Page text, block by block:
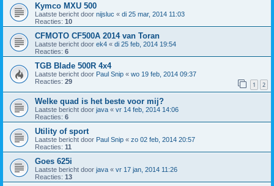
Kymco MXU 500
Laatste bericht door nijsluc « di 25 mar, 2014 11:03
Reacties: 10
CFMOTO CF500A 2014 van Toran
Laatste bericht door ek4 « di 25 feb, 2014 19:54
Reacties: 6
TGB Blade 500R 4x4
Laatste bericht door Paul Snip « wo 19 feb, 2014 09:37
Reacties: 29 1 2
Welke quad is het beste voor mij?
Laatste bericht door java « vr 14 feb, 2014 14:06
Reacties: 6
Utility of sport
Laatste bericht door Paul Snip « zo 02 feb, 2014 20:57
Reacties: 11
Goes 625i
Laatste bericht door java « vr 17 jan, 2014 11:26
Reacties: 13